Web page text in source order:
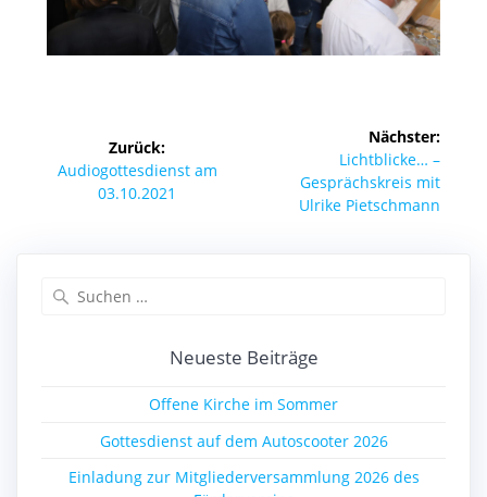
Zurück:
Vorheriger
Beitrag:
Audiogottesdienst am
03.10.2021
Nächster:
Nächster
Beitrag:
Lichtblicke… –
Gesprächskreis mit
Ulrike Pietschmann
Neueste Beiträge
Offene Kirche im Sommer
Gottesdienst auf dem Autoscooter 2026
Einladung zur Mitgliederversammlung 2026 des